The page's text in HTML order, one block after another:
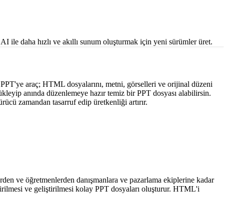
ile daha hızlı ve akıllı sunum oluşturmak için yeni sürümler üret.
araç; HTML dosyalarını, metni, görselleri ve orijinal düzeni
anında düzenlemeye hazır temiz bir PPT dosyası alabilirsin.
zamandan tasarruf edip üretkenliği artırır.
ve öğretmenlerden danışmanlara ve pazarlama ekiplerine kadar
ve geliştirilmesi kolay PPT dosyaları oluşturur. HTML'i